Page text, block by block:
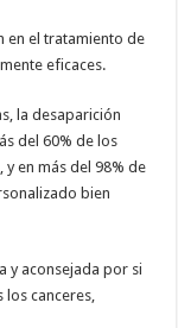
en el tratamiento de
eficaces.
la desaparición
del 60% de los
en más del 98% de
bien
y aconsejada por si
los canceres,